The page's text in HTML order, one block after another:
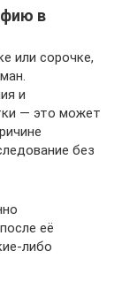
в
или сорочке,
и
— это может
без
её
либо